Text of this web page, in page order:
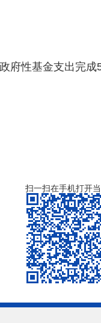
府性基金支出完成
扫一扫在手机打开